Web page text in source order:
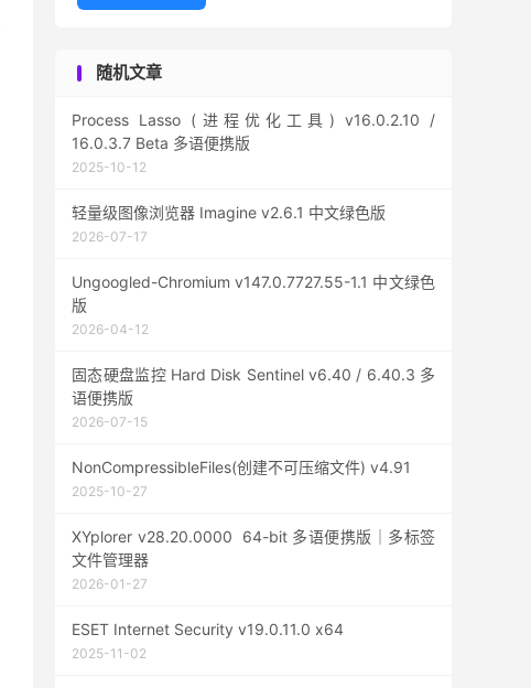
随机文章
Process Lasso (进程优化工具) v16.0.2.10 /
16.0.3.7 Beta 多语便携版
2025-10-12
轻量级图像浏览器 Imagine v2.6.1 中文绿色版
2026-07-17
Ungoogled-Chromium v147.0.7727.55-1.1 中文绿色
版
2026-04-12
固态硬盘监控 Hard Disk Sentinel v6.40 / 6.40.3 多
语便携版
2026-07-15
NonCompressibleFiles(创建不可压缩文件) v4.91
2025-10-27
XYplorer v28.20.0000 64-bit 多语便携版｜多标签
文件管理器
2026-01-27
ESET Internet Security v19.0.11.0 x64
2025-11-02